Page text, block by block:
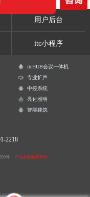
用户后台
itc小程序
itcHUB会议一体机
专业扩声
中控系统
亮化照明
智能建筑
2218
号 产品参数解释声明